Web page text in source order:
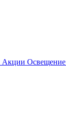
Акции Освещение